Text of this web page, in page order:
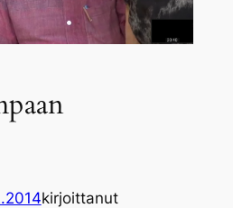
kirjoittanut